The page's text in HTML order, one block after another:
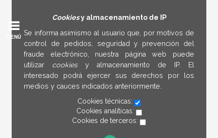
Cookiesy almacenamiento de IP
Se informa asimismo al usuario que, por motivos de
control de pedidos, seguridad y prevención del
fraude electrónico, nuestra página web puede
utilizar cookies y almacenamiento de IP. El
interesado podrá ejercer sus derechos por los
medios y cauces indicados anteriormente.
Cookies técnicas:
Cookies analíticas:
Cookies de terceros:
MENÚ